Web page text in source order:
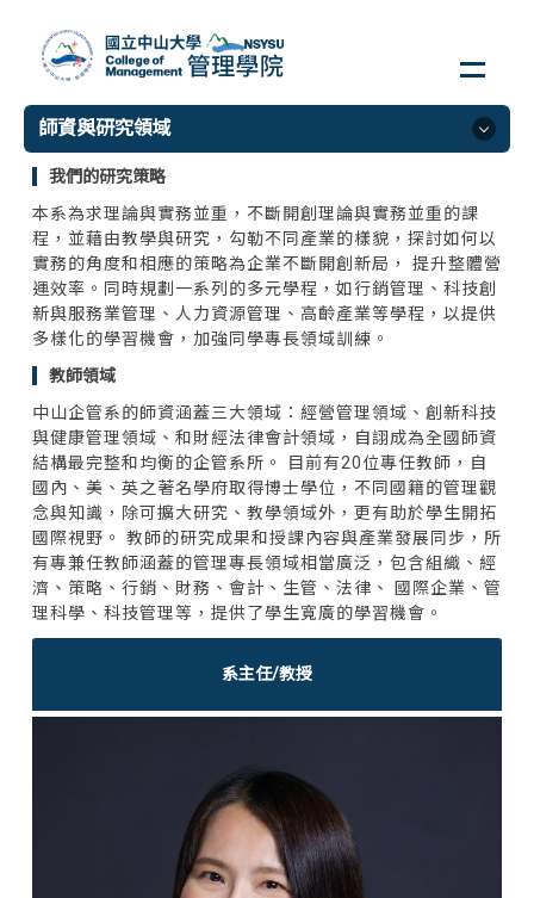
要
師資與研究領域
企業管理學系
資訊管理學系
財務管理學系
行銷傳播管理研究所
全英語研究所/學士班
我們的研究策略
本系為求理論與實務並重，不斷開創理論與實務並重的課
程，並藉由教學與研究，勾勒不同產業的樣貌，探討如何以
實務的角度和相應的策略為企業不斷開創新局， 提升整體營
運效率。同時規劃一系列的多元學程，如行銷管理、科技創
新與服務業管理、人力資源管理、高齡產業等學程，以提供
多樣化的學習機會，加強同學專長領域訓練。
教師領域
中山企管系的師資涵蓋三大領域：經營管理領域、創新科技
與健康管理領域、和財經法律會計領域，自詡成為全國師資
結構最完整和均衡的企管系所。 目前有20位專任教師，自
國內、美、英之著名學府取得博士學位，不同國籍的管理觀
念與知識，除可擴大研究、教學領域外，更有助於學生開拓
國際視野。 教師的研究成果和授課內容與產業發展同步，所
有專兼任教師涵蓋的管理專長領域相當廣泛，包含組織、經
濟、策略、行銷、財務、會計、生管、法律、 國際企業、管
理科學、科技管理等，提供了學生寬廣的學習機會。
系主任/教授